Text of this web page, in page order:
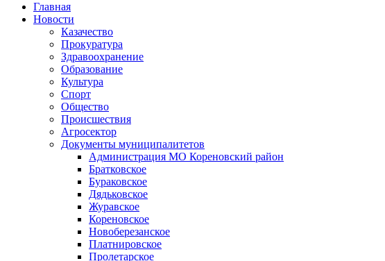
Главная
Новости
Казачество
Прокуратура
Здравоохранение
Образование
Культура
Спорт
Общество
Происшествия
Агросектор
Документы муниципалитетов
Администрация МО Кореновский район
Братковское
Бураковское
Дядьковское
Журавское
Кореновское
Новоберезанское
Платнировское
Пролетарское